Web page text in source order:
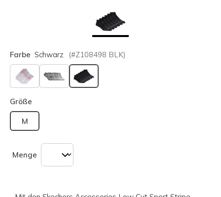
Farbe Schwarz (#Z108498 BLK)
ausgewählt
Größe
M
Menge